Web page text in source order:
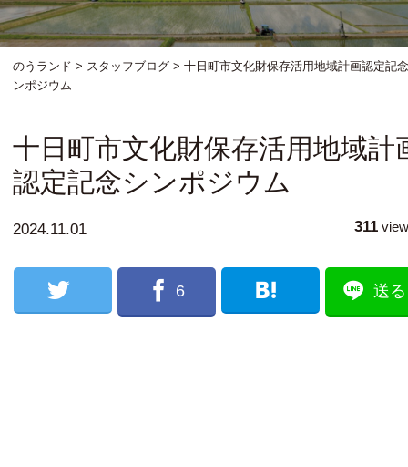
のうランド > スタッフブログ >十日町市文化財保存活用地域計画認定記
ンポジウム
十日町市文化財保存活用地域計
認定記念シンポジウム
2024.11.01 311view
6 送る